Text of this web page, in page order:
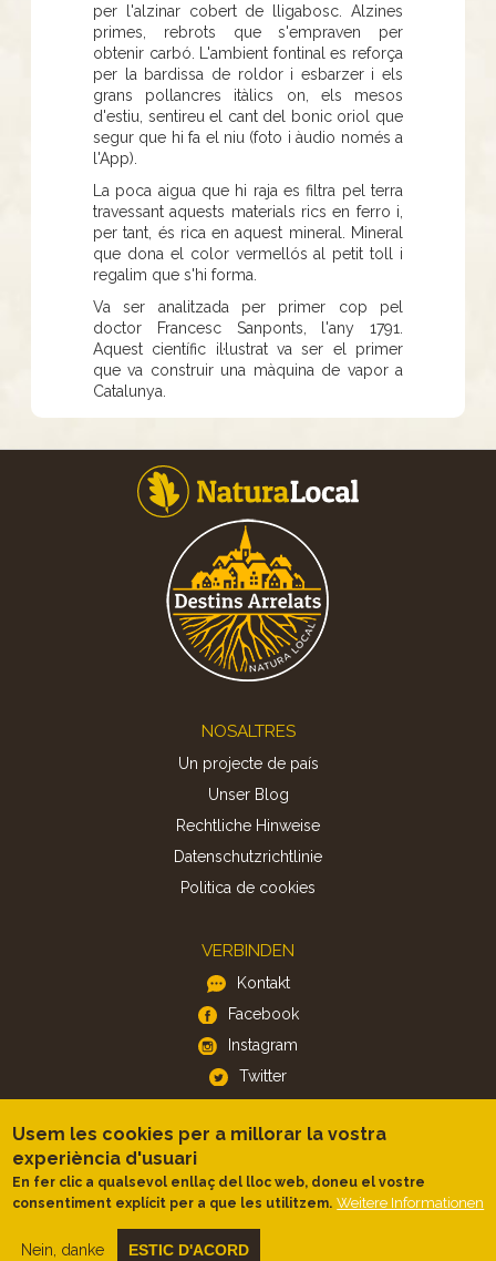
per l'alzinar cobert de lligabosc. Alzines
primes, rebrots que s'empraven per
obtenir carbó. L'ambient fontinal es reforça
per la bardissa de roldor i esbarzer i els
grans pollancres itàlics on, els mesos
d'estiu, sentireu el cant del bonic oriol que
segur que hi fa el niu (foto i àudio només a
l'App).
La poca aigua que hi raja es filtra pel terra
travessant aquests materials rics en ferro i,
per tant, és rica en aquest mineral. Mineral
que dona el color vermellós al petit toll i
regalim que s'hi forma.
Va ser analitzada per primer cop pel
doctor Francesc Sanponts, l'any 1791.
Aquest científic il·lustrat va ser el primer
que va construir una màquina de vapor a
Catalunya.
NOSALTRES
Un projecte de país
Unser Blog
Rechtliche Hinweise
Datenschutzrichtlinie
Politica de cookies
VERBINDEN
Kontakt
Facebook
Instagram
Twitter
APP
Android
Usem les cookies per a millorar la vostra
experiència d'usuari
En fer clic a qualsevol enllaç del lloc web, doneu el vostre
consentiment explícit per a que les utilitzem. Weitere Informationen
Nein, danke ESTIC D'ACORD